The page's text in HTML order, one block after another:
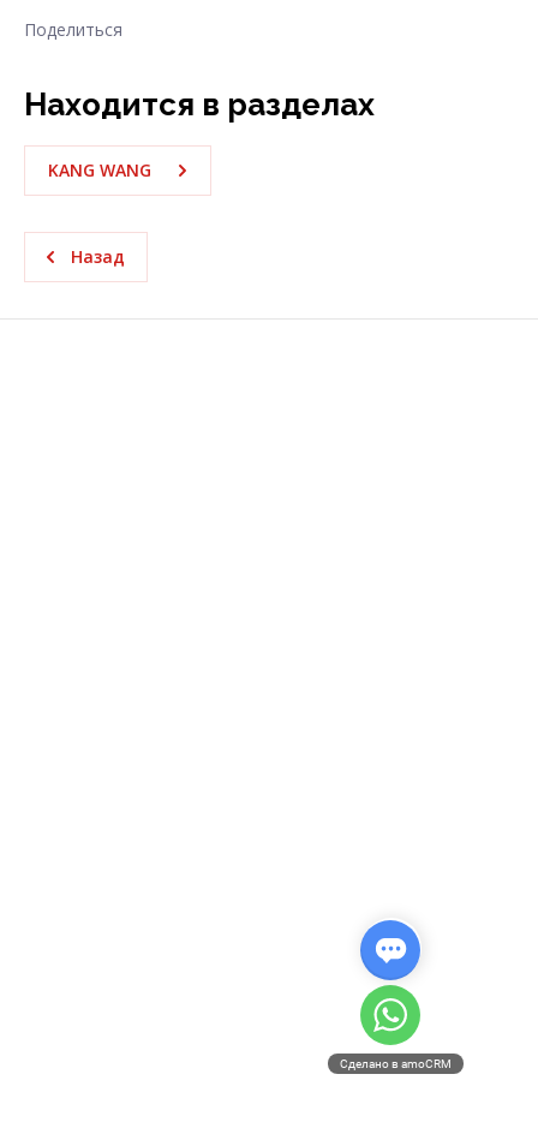
Поделиться
Находится в разделах
KANG WANG
Назад
Сделано в amoCRM